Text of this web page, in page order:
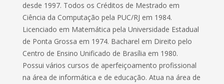
desde 1997. Todos os Créditos de Mestrado em
Ciência da Computação pela PUC/RJ em 1984.
Licenciado em Matemática pela Universidade Estadual
de Ponta Grossa em 1974. Bacharel em Direito pelo
Centro de Ensino Unificado de Brasília em 1980.
Possui vários cursos de aperfeiçoamento profissional
na área de informática e de educação. Atua na área de